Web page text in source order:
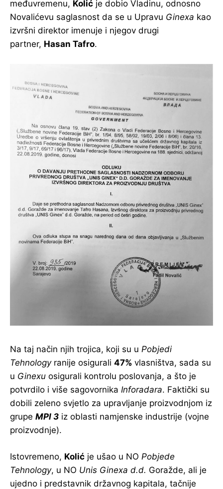
međuvremenu, Kolić je dobio Vladinu, odnosno
Novalićevu saglasnost da se u Upravu Ginexa kao
izvršni direktor imenuje i njegov drugi
partner, Hasan Tafro.
Na taj način njih trojica, koji su u Pobjedi
Tehnologyranije osigurali 47% vlasništva, sada su
u Ginexu osigurali kontrolu poslovanja, a što je
potvrdilo i više sagovornika Inforadara. Faktički su
dobili zeleno svjetlo za upravljanje proizvodnjom iz
grupe MPI 3 iz oblasti namjenske industrije (vojne
proizvodnje).
Istovremeno, Kolić je ušao u NO Pobjede
Tehnology, u NO Unis Ginexa d.d. Goražde, ali je
ujedno i predstavnik državnog kapitala, tačnije